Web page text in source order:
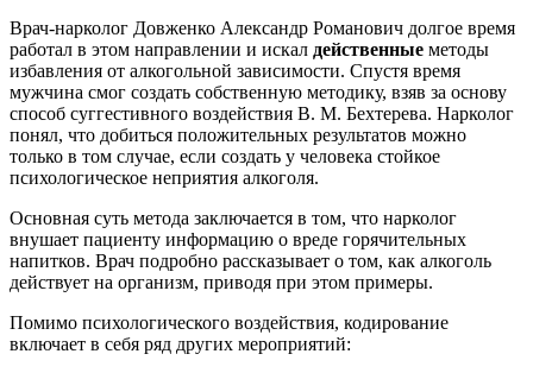
Врач-нарколог Довженко Александр Романович долгое время
работал в этом направлении и искал действенные методы
избавления от алкогольной зависимости. Спустя время
мужчина смог создать собственную методику, взяв за основу
способ суггестивного воздействия В. М. Бехтерева. Нарколог
понял, что добиться положительных результатов можно
только в том случае, если создать у человека стойкое
психологическое неприятия алкоголя.
Основная суть метода заключается в том, что нарколог
внушает пациенту информацию о вреде горячительных
напитков. Врач подробно рассказывает о том, как алкоголь
действует на организм, приводя при этом примеры.
Помимо психологического воздействия, кодирование
включает в себя ряд других мероприятий: